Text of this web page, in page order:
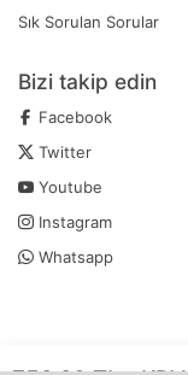
Sık Sorulan Sorular
Bizi takip edin
Facebook
Twitter
Youtube
Instagram
Whatsapp